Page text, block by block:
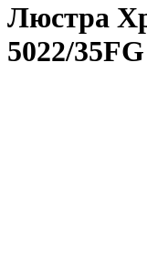
Люстра
5022/